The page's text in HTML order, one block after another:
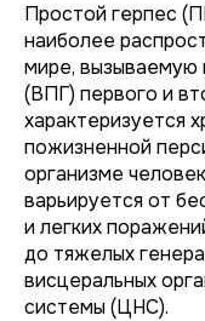
Простой герпес
наиболее
мире, вызываемую
(ВПГ) первого и
характеризуется
пожизненной
организме
варьируется от
и легких
до тяжелых
висцеральных
системы (ЦНС).